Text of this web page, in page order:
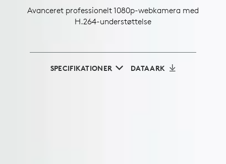
Avanceret professionelt 1080p-webkamera med
H.264-understøttelse
SPECIFIKATIONER DATAARK